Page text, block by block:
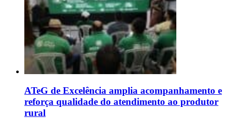
ATeG de Excelência amplia acompanhamento e
reforça qualidade do atendimento ao produtor
rural